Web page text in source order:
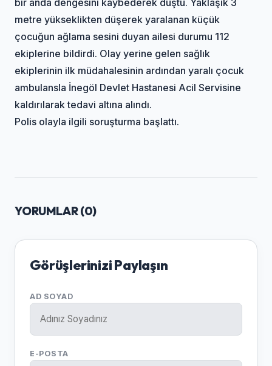
metre yükseklikten düşerek yaralanan küçük
çocuğun ağlama sesini duyan ailesi durumu 112
ekiplerine bildirdi. Olay yerine gelen sağlık
ekiplerinin ilk müdahalesinin ardından yaralı çocuk
ambulansla İnegöl Devlet Hastanesi Acil Servisine
kaldırılarak tedavi altına alındı.
Polis olayla ilgili soruşturma başlattı.
YORUMLAR (0)
Görüşlerinizi Paylaşın
AD SOYAD
E-POSTA